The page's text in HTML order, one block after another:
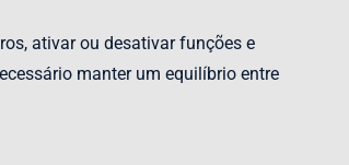
ativar ou desativar funções e
manter um equilíbrio entre